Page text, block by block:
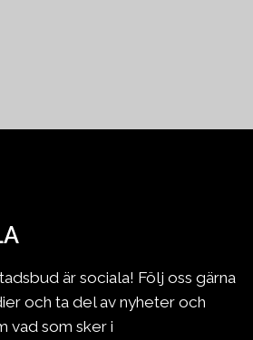
är sociala! Följ oss gärna
och ta del av nyheter och
vad som sker i